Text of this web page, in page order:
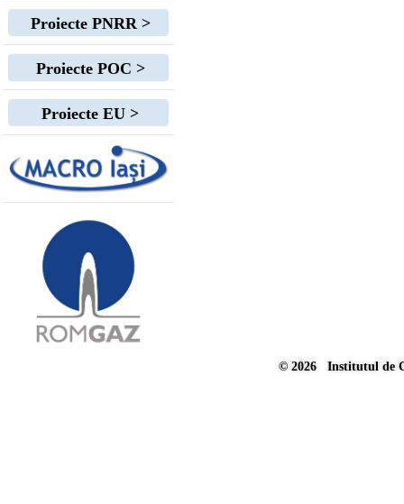
Proiecte PNRR >
Proiecte POC >
Proiecte EU >
© 2026 Institutul de